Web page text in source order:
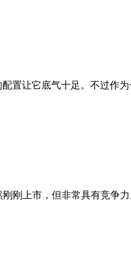
让它底气十足。不过作
刚上市，但非常具有竞争